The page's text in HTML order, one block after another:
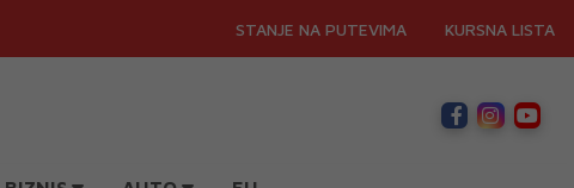
STANJE NA PUTEVIMA KURSNA LISTA